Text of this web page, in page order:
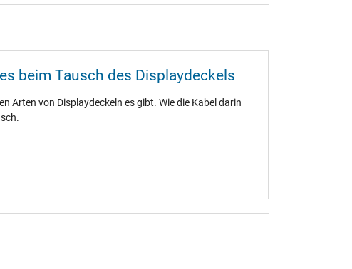
beim Tausch des Displaydeckels
Arten von Displaydeckeln es gibt. Wie die Kabel darin